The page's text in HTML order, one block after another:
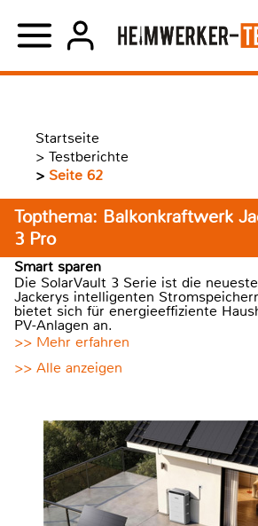
Startseite
> Testberichte
> Seite 62
Topthema: Balkonkraftwerk
3 Pro
Smart sparen
Die SolarVault 3 Serie ist die
Jackerys intelligenten
bietet sich für energieeffiziente
PV-Anlagen an.
>> Mehr erfahren
>> Alle anzeigen